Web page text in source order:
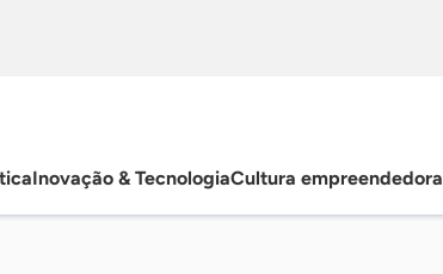
Inovação & TecnologiaCultura empreendedora